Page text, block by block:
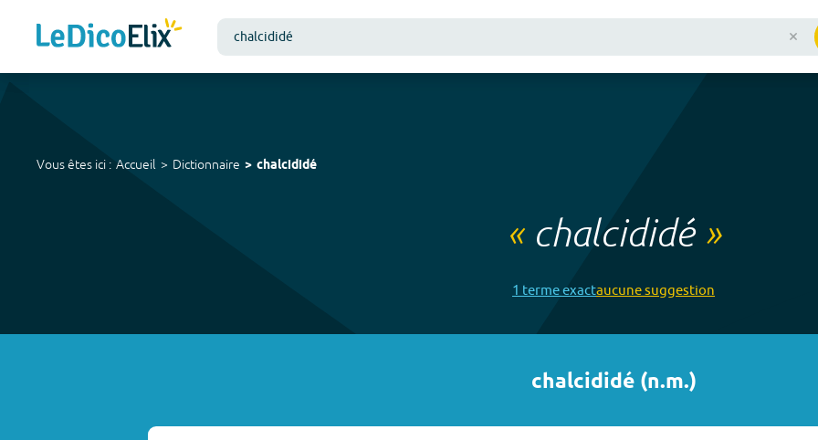
Vous êtes ici : Accueil Dictionnaire chalcididé
« chalcididé»
1 termeexactaucunesuggestion
chalcididé(n.m.)